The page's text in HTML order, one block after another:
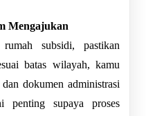
Mengajukan
rumah subsidi, pastikan
batas wilayah, kamu
dokumen administrasi
penting supaya proses